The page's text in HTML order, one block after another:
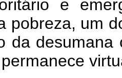
e
pobreza, um
da